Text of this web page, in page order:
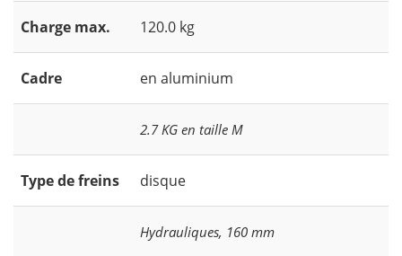
Charge max. 120.0 kg
Cadre en aluminium
2.7 KG en taille M
Type de freins disque
Hydrauliques, 160 mm